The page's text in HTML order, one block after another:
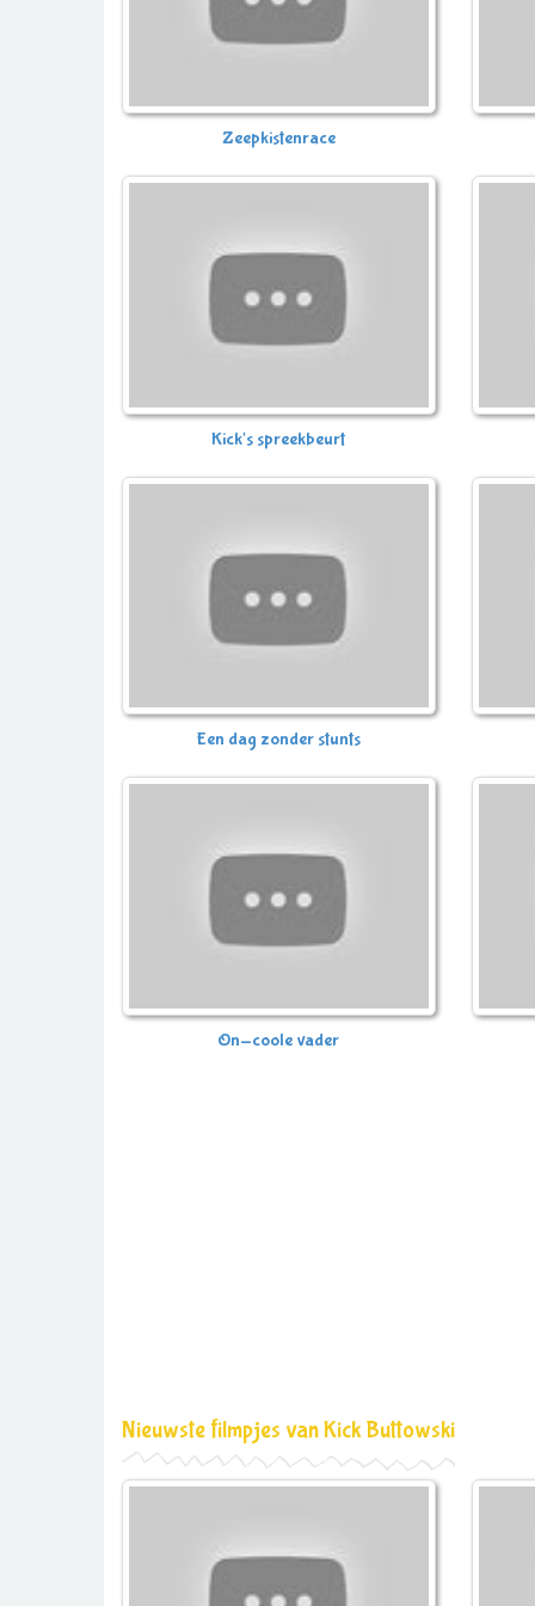
Zeepkistenrace
Kick's spreekbeurt
Een dag zonder stunts
On-coole vader
Nieuwste filmpjes van Kick Buttowski